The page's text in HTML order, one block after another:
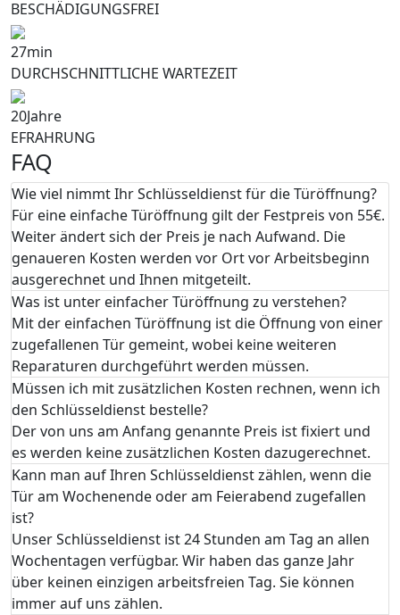
BESCHÄDIGUNGSFREI
27min
DURCHSCHNITTLICHE WARTEZEIT
20Jahre
EFRAHRUNG
FAQ
Wie viel nimmt Ihr Schlüsseldienst für die Türöffnung?
Für eine einfache Türöffnung gilt der Festpreis von 55€.
Weiter ändert sich der Preis je nach Aufwand. Die
genaueren Kosten werden vor Ort vor Arbeitsbeginn
ausgerechnet und Ihnen mitgeteilt.
Was ist unter einfacher Türöffnung zu verstehen?
Mit der einfachen Türöffnung ist die Öffnung von einer
zugefallenen Tür gemeint, wobei keine weiteren
Reparaturen durchgeführt werden müssen.
Müssen ich mit zusätzlichen Kosten rechnen, wenn ich
den Schlüsseldienst bestelle?
Der von uns am Anfang genannte Preis ist fixiert und
es werden keine zusätzlichen Kosten dazugerechnet.
Kann man auf Ihren Schlüsseldienst zählen, wenn die
Tür am Wochenende oder am Feierabend zugefallen
ist?
Unser Schlüsseldienst ist 24 Stunden am Tag an allen
Wochentagen verfügbar. Wir haben das ganze Jahr
über keinen einzigen arbeitsfreien Tag. Sie können
immer auf uns zählen.